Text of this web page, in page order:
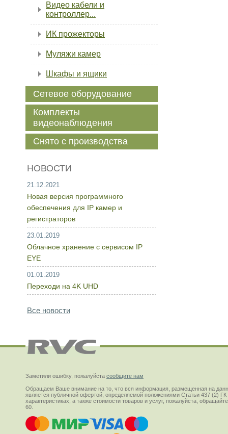
Видео кабели и
контроллер...
ИК прожекторы
Муляжи камер
Шкафы и ящики
Сетевое оборудование
Комплекты
видеонаблюдения
Снято с производства
НОВОСТИ
21.12.2021
Новая версия программного
обеспечения для IP камер и
регистраторов
23.01.2019
Облачное хранение с сервисом IP
EYE
01.01.2019
Переходи на 4K UHD
Все новости
Заметили ошибку, пожалуйста сообщите нам
Обращаем Ваше внимание на то, что вся информация, размещенная на
является публичной офертой, определяемой положениями Статьи 437 (2)
характеристиках, а также стоимости товаров и услуг, пожалуйста,
60.